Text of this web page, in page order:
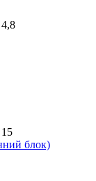
4,8
15
блок)